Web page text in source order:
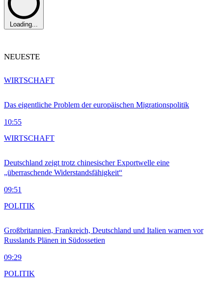
Loading...
NEUESTE
Das eigentliche Problem der europäischen Migrationspolitik
10:55
WIRTSCHAFT
Deutschland zeigt trotz chinesischer Exportwelle eine
„überraschende Widerstandsfähigkeit“
09:51
WIRTSCHAFT
Großbritannien, Frankreich, Deutschland und Italien warnen vor
Russlands Plänen in Südossetien
09:29
POLITIK
POLITIK